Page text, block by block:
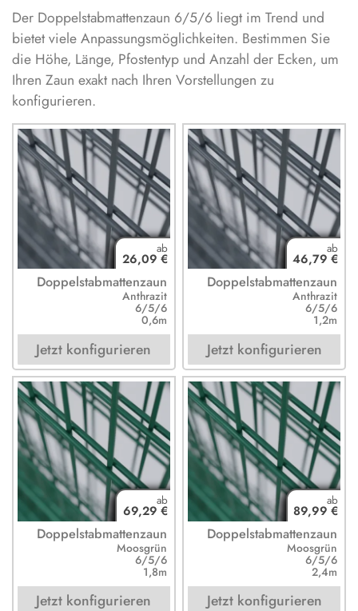
Der Doppelstabmattenzaun 6/5/6 liegt im Trend und
bietet viele Anpassungsmöglichkeiten. Bestimmen Sie
die Höhe, Länge, Pfostentyp und Anzahl der Ecken, um
Ihren Zaun exakt nach Ihren Vorstellungen zu
konfigurieren.
26,09 €
Doppelstabmattenzaun
Anthrazit
6/5/6
0,6m
Jetzt konfigurieren
46,79 €
Doppelstabmattenzaun
Anthrazit
6/5/6
1,2m
Jetzt konfigurieren
69,29 €
Doppelstabmattenzaun
Moosgrün
6/5/6
1,8m
Jetzt konfigurieren
89,99 €
Doppelstabmattenzaun
Moosgrün
6/5/6
2,4m
Jetzt konfigurieren